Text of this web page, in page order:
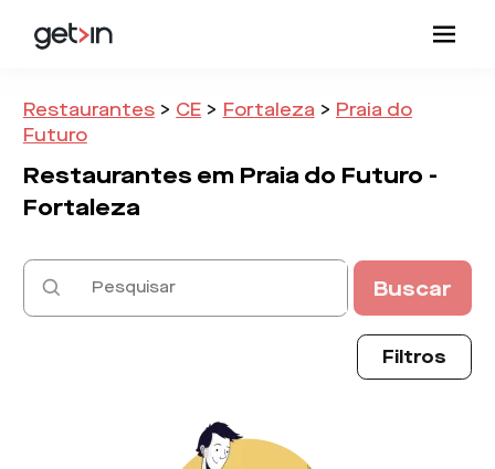
Restaurantes > CE > Fortaleza > Praia do
Futuro
Restaurantes em Praia do Futuro -
Fortaleza
Buscar
Filtros